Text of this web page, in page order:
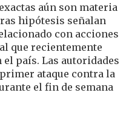
aún son materia
hipótesis señalan
con acciones
que recientemente
país. Las autoridades
ataque contra la
el fin de semana